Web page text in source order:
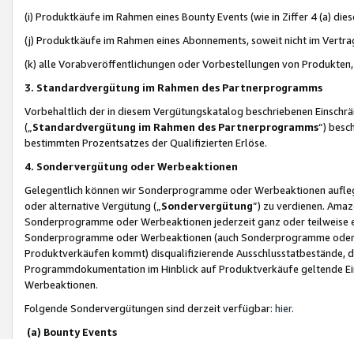
(i) Produktkäufe im Rahmen eines Bounty Events (wie in Ziffer 4 (a)
(j) Produktkäufe im Rahmen eines Abonnements, soweit nicht im
(k) alle Vorabveröffentlichungen oder Vorbestellungen von
3. Standardvergütung im Rahmen des Partnerprogramms
Vorbehaltlich der in diesem Vergütungskatalog beschriebenen
(„ Standardvergütung im Rahmen des Partnerprogramms“)
bestimmten Prozentsatzes der Qualifizierten Erlöse.
4. Sondervergütung oder Werbeaktionen
Gelegentlich können wir Sonderprogramme oder Werbeaktionen
oder alternative Vergütung („ Sondervergütung”) zu verdienen.
Sonderprogramme oder Werbeaktionen jederzeit ganz oder
Sonderprogramme oder Werbeaktionen (auch Sonderprogramme
Produktverkäufen kommt) disqualifizierende Ausschlusstatbestände,
Programmdokumentation im Hinblick auf Produktverkäufe geltende
Werbeaktionen.
Folgende Sondervergütungen sind derzeit verfügbar: hier.
(a) Bounty Events